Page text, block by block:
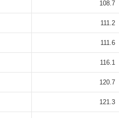
108.7
111.2
111.6
116.1
120.7
121.3